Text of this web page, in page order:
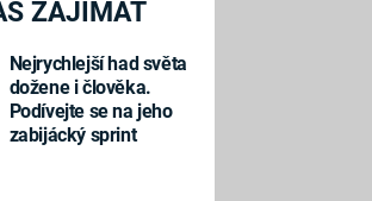
ZAJÍMAT
Nejrychlejší had světa
dožene i člověka.
Podívejte se na jeho
zabijácký sprint